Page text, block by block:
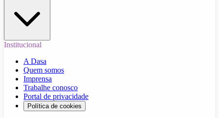
Institucional
A Dasa
Quem somos
Imprensa
Trabalhe conosco
Portal de privacidade
Política de cookies